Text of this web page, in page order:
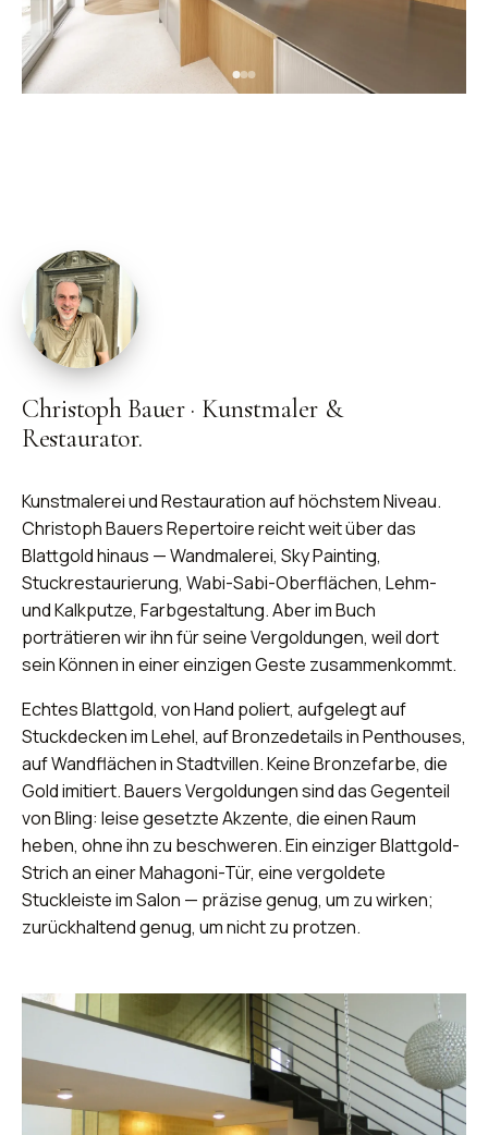
Christoph Bauer · Kunstmaler &
Restaurator.
Kunstmalerei und Restauration auf höchstem Niveau.
Christoph Bauers Repertoire reicht weit über das
Blattgold hinaus — Wandmalerei, Sky Painting,
Stuckrestaurierung, Wabi-Sabi-Oberflächen, Lehm-
und Kalkputze, Farbgestaltung. Aber im Buch
porträtieren wir ihn für seine Vergoldungen, weil dort
sein Können in einer einzigen Geste zusammenkommt.
Echtes Blattgold, von Hand poliert, aufgelegt auf
Stuckdecken im Lehel, auf Bronzedetails in Penthouses,
auf Wandflächen in Stadtvillen. Keine Bronzefarbe, die
Gold imitiert. Bauers Vergoldungen sind das Gegenteil
von Bling: leise gesetzte Akzente, die einen Raum
heben, ohne ihn zu beschweren. Ein einziger Blattgold-
Strich an einer Mahagoni-Tür, eine vergoldete
Stuckleiste im Salon — präzise genug, um zu wirken;
zurückhaltend genug, um nicht zu protzen.